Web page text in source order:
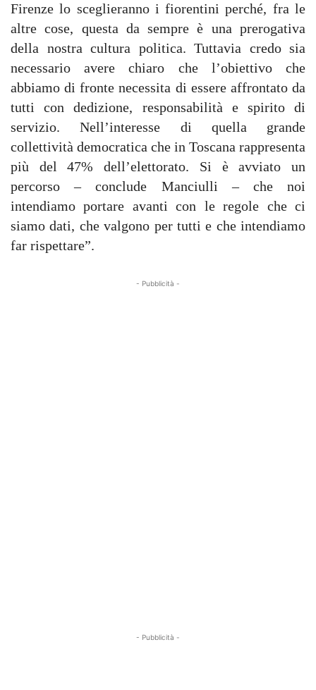
Firenze lo sceglieranno i fiorentini perché, fra le
altre cose, questa da sempre è una prerogativa
della nostra cultura politica. Tuttavia credo sia
necessario avere chiaro che l’obiettivo che
abbiamo di fronte necessita di essere affrontato da
tutti con dedizione, responsabilità e spirito di
servizio. Nell’interesse di quella grande
collettività democratica che in Toscana rappresenta
più del 47% dell’elettorato. Si è avviato un
percorso – conclude Manciulli – che noi
intendiamo portare avanti con le regole che ci
siamo dati, che valgono per tutti e che intendiamo
far rispettare”.
- Pubblicità -
- Pubblicità -